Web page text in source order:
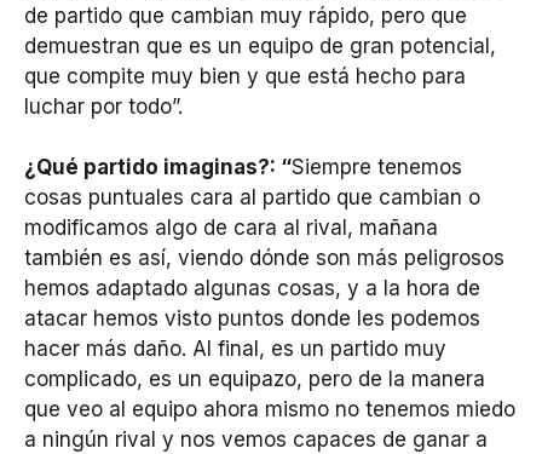
de partido que cambian muy rápido, pero que
demuestran que es un equipo de gran potencial,
que compite muy bien y que está hecho para
luchar por todo”.
¿Qué partido imaginas?: “Siempre tenemos
cosas puntuales cara al partido que cambian o
modificamos algo de cara al rival, mañana
también es así, viendo dónde son más peligrosos
hemos adaptado algunas cosas, y a la hora de
atacar hemos visto puntos donde les podemos
hacer más daño. Al final, es un partido muy
complicado, es un equipazo, pero de la manera
que veo al equipo ahora mismo no tenemos miedo
a ningún rival y nos vemos capaces de ganar a